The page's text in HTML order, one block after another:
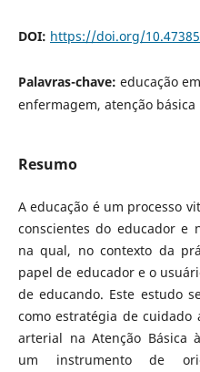
DOI: https://doi.org/
Palavras-chave: educação
enfermagem, atenção básica
Resumo
A educação é um processo
conscientes do educador e
na qual, no contexto da
papel de educador e o
de educando. Este estudo
como estratégia de cuidado
arterial na Atenção Básica
um instrumento de